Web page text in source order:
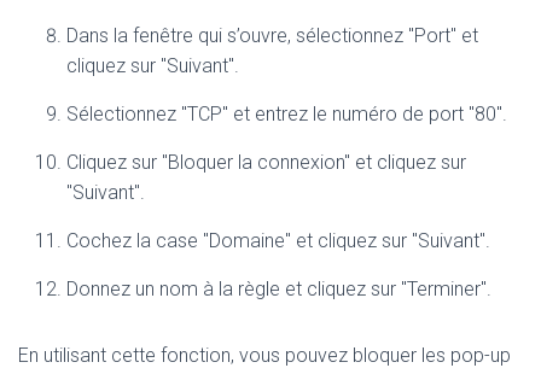
Dans la fenêtre qui s’ouvre, sélectionnez "Port" et
cliquez sur "Suivant".
Sélectionnez "TCP" et entrez le numéro de port "80".
Cliquez sur "Bloquer la connexion" et cliquez sur
"Suivant".
Cochez la case "Domaine" et cliquez sur "Suivant".
Donnez un nom à la règle et cliquez sur "Terminer".
En utilisant cette fonction, vous pouvez bloquer les pop-up